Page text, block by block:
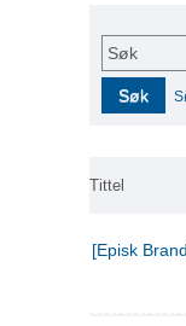
Søk
Søk
Tittel
[Episk